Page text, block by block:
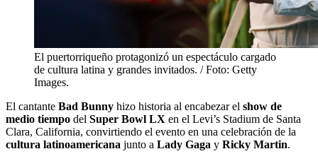
El puertorriqueño protagonizó un espectáculo cargado
de cultura latina y grandes invitados. / Foto: Getty
Images.
El cantante Bad Bunny hizo historia al encabezar el show de
medio tiempo del Super Bowl LX en el Levi’s Stadium de Santa
Clara, California, convirtiendo el evento en una celebración de la
cultura latinoamericana junto a Lady Gaga y Ricky Martin.